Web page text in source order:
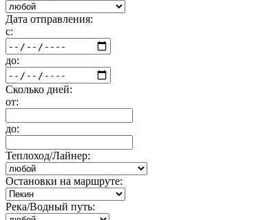
Дата отправления:
с:
до:
Сколько дней:
от:
до:
Теплоход/Лайнер:
Остановки на маршруте:
Река/Водный путь: